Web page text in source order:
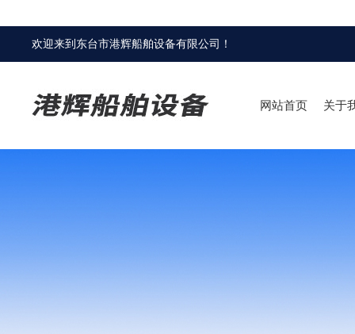
欢迎来到 东台市港辉船舶设备有限公司 ！
网站首页 关于